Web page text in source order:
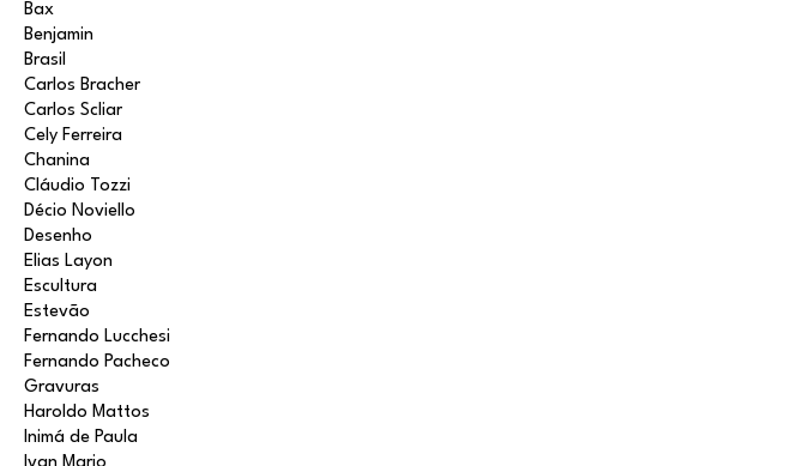
Bax
Benjamin
Brasil
Carlos Bracher
Carlos Scliar
Cely Ferreira
Chanina
Cláudio Tozzi
Décio Noviello
Desenho
Elias Layon
Escultura
Estevão
Fernando Lucchesi
Fernando Pacheco
Gravuras
Haroldo Mattos
Inimá de Paula